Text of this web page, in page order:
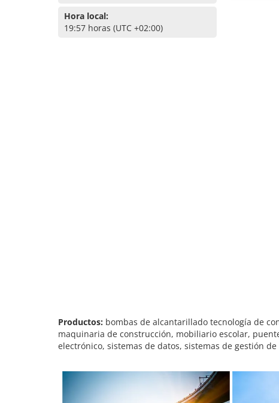
Hora local:
19:57 horas (UTC +02:00)
Productos: bombas de alcantarillado tecnología de
maquinaria de construcción, mobiliario escolar,
electrónico, sistemas de datos, sistemas de gestión